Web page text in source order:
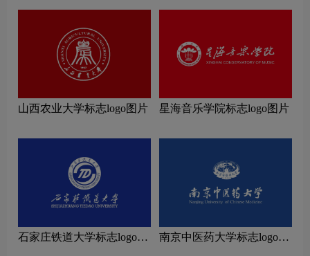
山西农业大学标志logo图片 星海音乐学院标志logo图片
石家庄铁道大学标志logo图
南京中医药大学标志logo图